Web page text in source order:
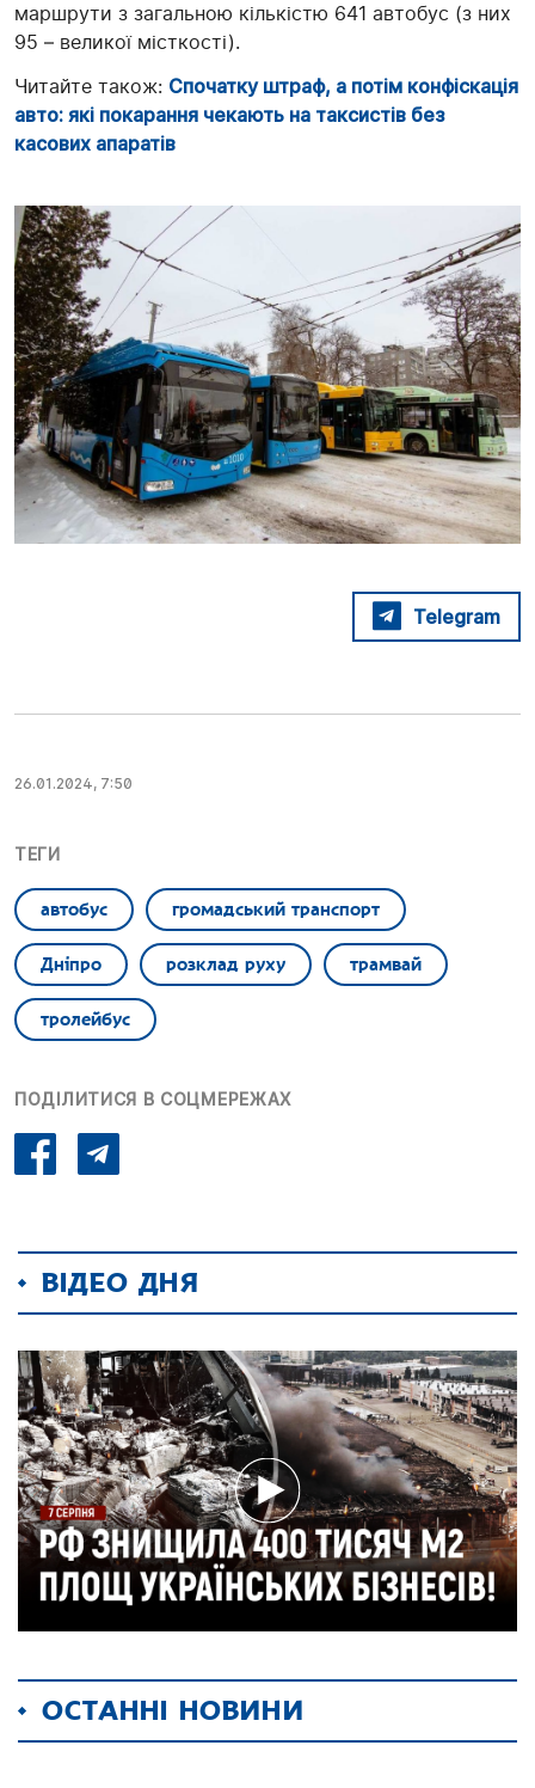
маршрути з загальною кількістю 641 автобус (з них
95 – великої місткості).
Читайте також: Спочатку штраф, а потім конфіскація
авто: які покарання чекають на таксистів без
касових апаратів
Telegram
26.01.2024, 7:50
ТЕГИ
автобус громадський транспорт
Дніпро розклад руху трамвай
тролейбус
ПОДІЛИТИСЯ В СОЦМЕРЕЖАХ
ВІДЕО ДНЯ
ОСТАННІ НОВИНИ